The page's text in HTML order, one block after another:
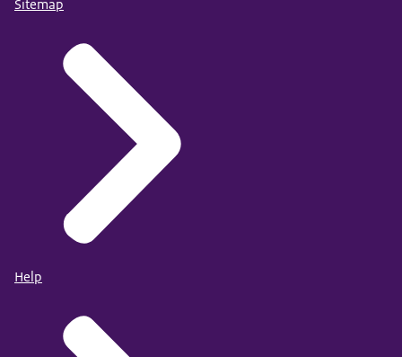
Sitemap
Help